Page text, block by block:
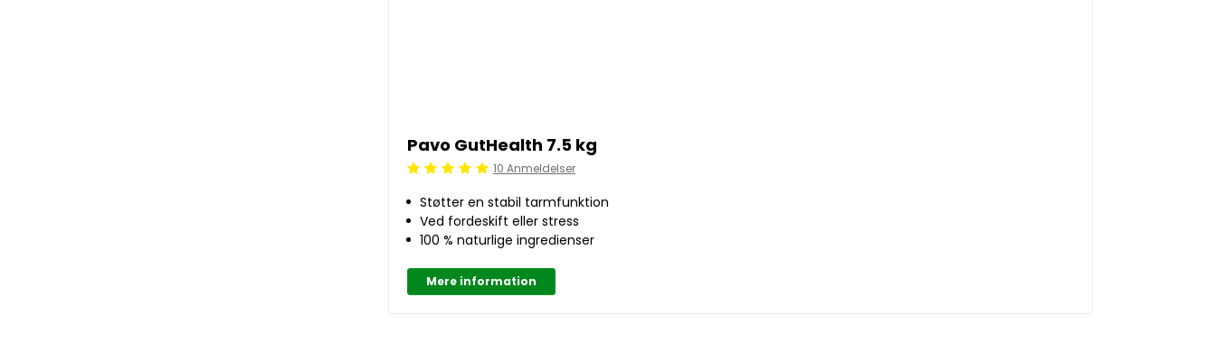
Pavo GutHealth 7.5 kg
Beoordeling: 5/510 Anmeldelser
Støtter en stabil tarmfunktion
Ved fordeskift eller stress
100 % naturlige ingredienser
Mere information